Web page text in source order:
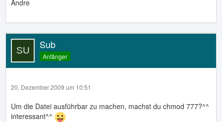
Andre
Sub
Anfänger
20. Dezember 2009 um 10:51
Um die Datei ausführbar zu machen, machst du chmod 777?^^
interessant^^